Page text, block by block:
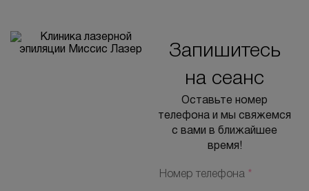
Запишитесь
на сеанс
Оставьте номер
телефона и мы свяжемся
с вами в ближайшее
время!
Номер телефона *